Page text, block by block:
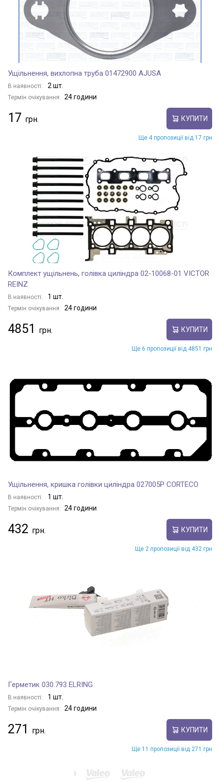
Ущільнення, вихлопна труба 01472900 AJUSA
В наявності: 2 шт.
Термін очікування: 24 години
17 КУПИТИ
Ще 4 пропозиції від 17 грн
Комплект ущільнень, голівка циліндра 02-10068-01 VICTOR
REINZ
В наявності: 1 шт.
Термін очікування: 24 години
4851 КУПИТИ
Ще 6 пропозиції від 4851 грн
Ущільнення, кришка голівки циліндра 027005P CORTECO
В наявності: 1 шт.
Термін очікування: 24 години
432 КУПИТИ
Ще 2 пропозиції від 432 грн
Герметик 030.793 ELRING
В наявності: 1 шт.
Термін очікування: 24 години
271 КУПИТИ
Ще 11 пропозиції від 271 грн